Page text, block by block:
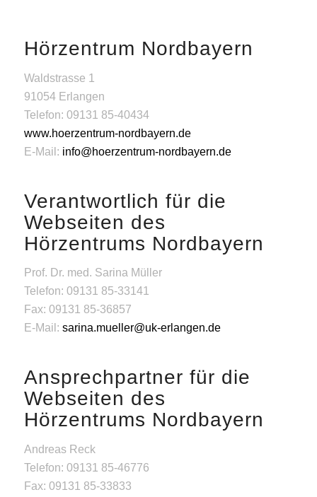
Hörzentrum Nordbayern
Waldstrasse 1
91054 Erlangen
Telefon: 09131 85-40434
www.hoerzentrum-nordbayern.de
E-Mail: info@hoerzentrum-nordbayern.de
Verantwortlich für die
Webseiten des
Hörzentrums Nordbayern
Prof. Dr. med. Sarina Müller
Telefon: 09131 85-33141
Fax: 09131 85-36857
E-Mail: sarina.mueller@uk-erlangen.de
Ansprechpartner für die
Webseiten des
Hörzentrums Nordbayern
Andreas Reck
Telefon: 09131 85-46776
Fax: 09131 85-33833